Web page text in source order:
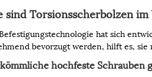
sind Torsionsscherbolzen
hat sich
bevorzugt werden, hilft es,
hochfeste Schrauben